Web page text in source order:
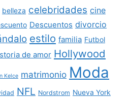
belleza celebridades cine
Descuentos divorcio
estilo familia Futbol
de amor Hollywood
Kelce matrimonio Moda
NFL Nordstrom Nueva York